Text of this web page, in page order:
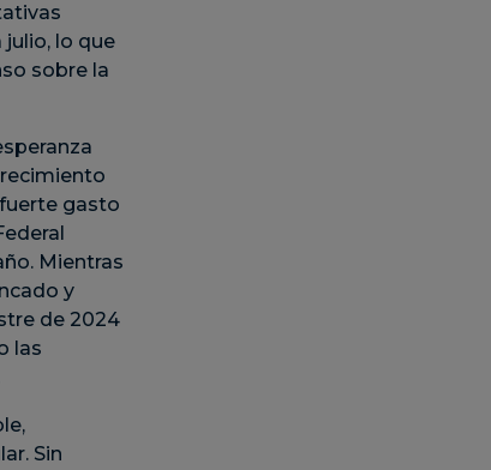
lo que
sobre la
gasto
Mientras
y
de 2024
las
Sin